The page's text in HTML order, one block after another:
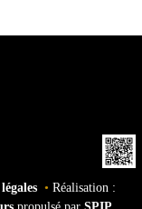
• Réalisation :